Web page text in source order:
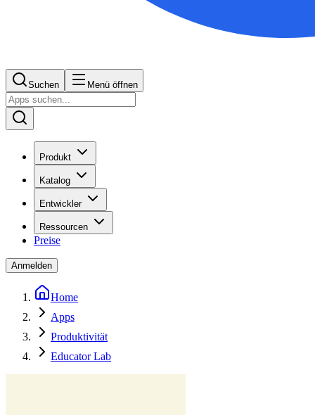
Suchen Menü öffnen
Produkt
Katalog
Entwickler
Ressourcen
Preise
Anmelden
Home
Apps
Produktivität
Educator Lab